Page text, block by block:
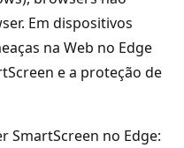
Em dispositivos
na Web no Edge
e a proteção de
SmartScreen no Edge: